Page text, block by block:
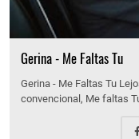
Gerina - Me Faltas Tu
Gerina - Me Faltas Tu
convencional, Me faltas